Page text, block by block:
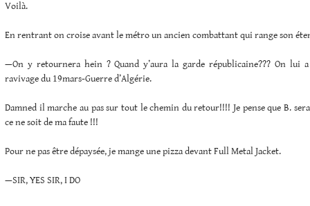
Voilà.
En rentrant on croise avant le métro un ancien combattant qui range son
—On y retournera hein ? Quand y’aura la garde républicaine??? On
ravivage du 19mars-Guerre d’Algérie.
Damned il marche au pas sur tout le chemin du retour!!!! Je pense que B.
ce ne soit de ma faute !!!
Pour ne pas être dépaysée, je mange une pizza devant Full Metal Jacket.
—SIR, YES SIR, I DO